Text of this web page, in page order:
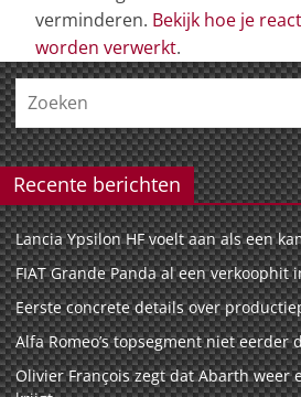
verminderen. Bekijk hoe je
worden verwerkt.
Recente berichten
Lancia Ypsilon HF voelt aan als een
FIAT Grande Panda al een verkoophit
Eerste concrete details over
Alfa Romeo’s topsegment niet eerder
Olivier François zegt dat Abarth weer